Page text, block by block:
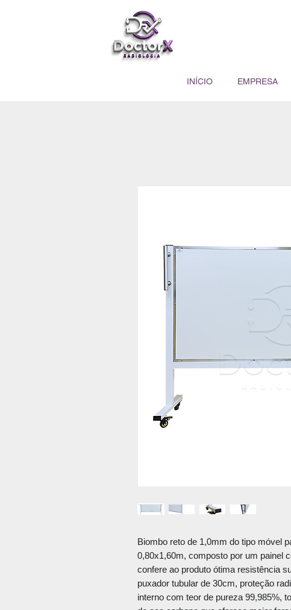
INÍCIO EMPRESA
Biombo reto de 1,0mm do tipo móvel
0,80x1,60m, composto por um painel
confere ao produto ótima resistência
puxador tubular de 30cm, proteção
interno com teor de pureza 99,985%,